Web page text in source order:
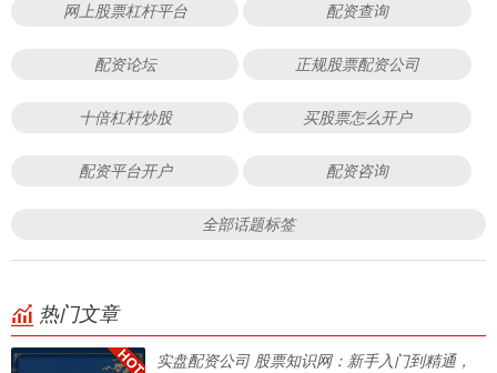
网上股票杠杆平台 配资查询
配资论坛 正规股票配资公司
十倍杠杆炒股 买股票怎么开户
配资平台开户 配资咨询
全部话题标签
热门文章
实盘配资公司 股票知识网：新手入门到精通，